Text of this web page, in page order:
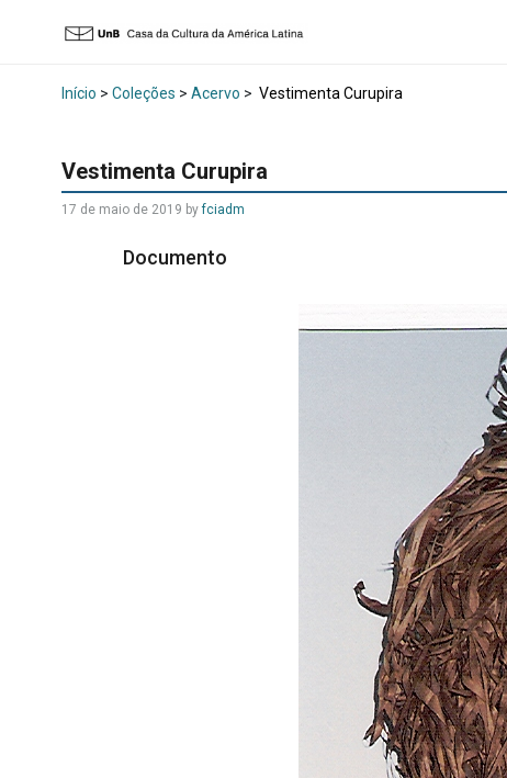
Início > Coleções > Acervo > Vestimenta Curupira
Vestimenta Curupira
17 de maio de 2019 byfciadm
Documento